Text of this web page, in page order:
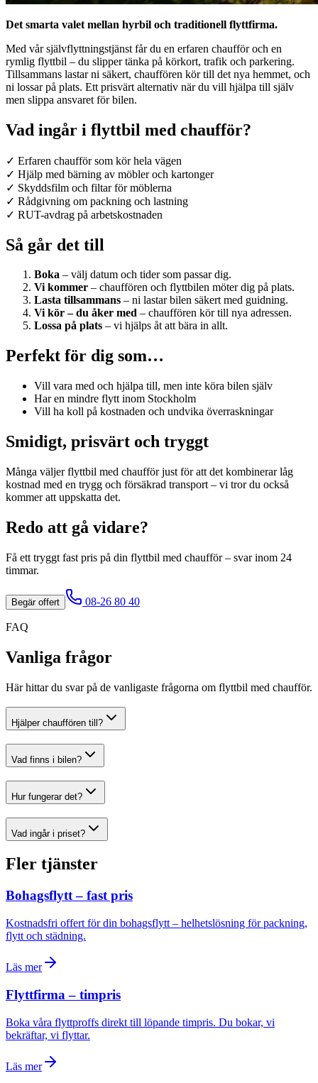
Det smarta valet mellan hyrbil och traditionell flyttfirma.
Med vår självflyttningstjänst får du en erfaren chaufför och en
rymlig flyttbil – du slipper tänka på körkort, trafik och parkering.
Tillsammans lastar ni säkert, chauffören kör till det nya hemmet, och
ni lossar på plats. Ett prisvärt alternativ när du vill hjälpa till själv
men slippa ansvaret för bilen.
Vad ingår i flyttbil med chaufför?
✓ Erfaren chaufför som kör hela vägen
✓ Hjälp med bärning av möbler och kartonger
✓ Skyddsfilm och filtar för möblerna
✓ Rådgivning om packning och lastning
✓ RUT-avdrag på arbetskostnaden
Så går det till
Boka – välj datum och tider som passar dig.
Vi kommer – chauffören och flyttbilen möter dig på plats.
Lasta tillsammans – ni lastar bilen säkert med guidning.
Vi kör – du åker med – chauffören kör till nya adressen.
Lossa på plats – vi hjälps åt att bära in allt.
Perfekt för dig som…
Vill vara med och hjälpa till, men inte köra bilen själv
Har en mindre flytt inom Stockholm
Vill ha koll på kostnaden och undvika överraskningar
Smidigt, prisvärt och tryggt
Många väljer flyttbil med chaufför just för att det kombinerar låg
kostnad med en trygg och försäkrad transport – vi tror du också
kommer att uppskatta det.
Redo att gå vidare?
Få ett tryggt fast pris på din flyttbil med chaufför– svar inom 24
timmar.
Begär offert 08-26 80 40
FAQ
Vanliga frågor
Här hittar du svar på de vanligaste frågorna om flyttbil med chaufför.
Hjälper chauffören till?
Vad finns i bilen?
Hur fungerar det?
Vad ingår i priset?
Fler tjänster
Bohagsflytt – fast pris
Kostnadsfri offert för din bohagsflytt – helhetslösning för packning,
flytt och städning.
Läs mer
Flyttfirma – timpris
Boka våra flyttproffs direkt till löpande timpris. Du bokar, vi
bekräftar, vi flyttar.
Läs mer